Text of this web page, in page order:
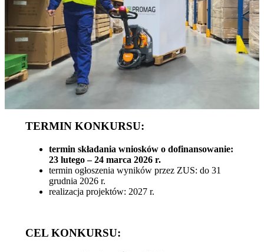
TERMIN KONKURSU:
termin składania wniosków o dofinansowanie:
23 lutego – 24 marca 2026 r.
termin ogłoszenia wyników przez ZUS: do 31
grudnia 2026 r.
realizacja projektów: 2027 r.
CEL KONKURSU: